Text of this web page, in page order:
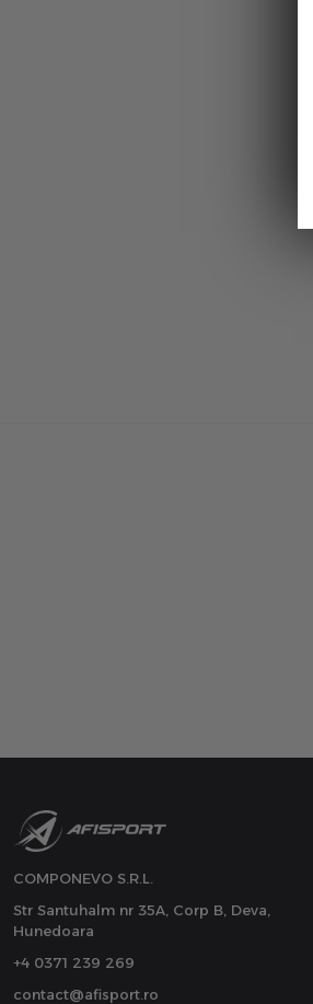
COMPONEVO S.R.L.
Str Santuhalm nr 35A, Corp B, Deva,
Hunedoara
+4 0371 239 269
contact@afisport.ro